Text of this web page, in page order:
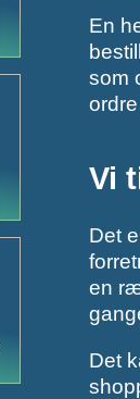
En
som
Vi
Det
en
Det